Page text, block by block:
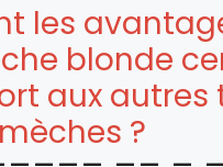
les
blonde
aux autres
?